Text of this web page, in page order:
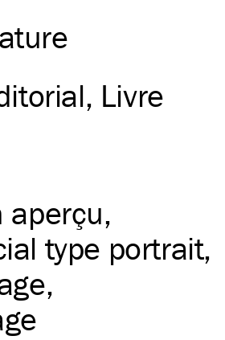
Livre
aperçu
type portrait